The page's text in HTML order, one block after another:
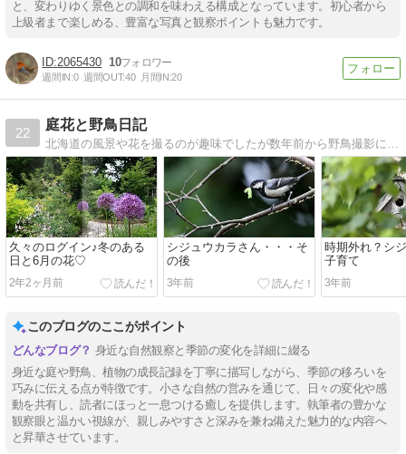
と、変わりゆく景色との調和を味わえる構成となっています。初心者から
上級者まで楽しめる、豊富な写真と観察ポイントも魅力です。
2065430 10
週間IN:0 週間OUT:40 月間IN:20
22
庭花と野鳥日記
北海道の風景や花を撮るのが趣味でしたが数年前から野鳥撮影にどっぷりつかってしまいました^^;
久々のログイン♪冬のある
日と6月の花♡
2年2ヶ月前
シジュウカラさん・・・そ
の後
3年前
時期外れ？シ
子育て
3年前
このブログのここがポイント
身近な自然観察と季節の変化を詳細に綴る
身近な庭や野鳥、植物の成長記録を丁寧に描写しながら、季節の移ろいを
巧みに伝える点が特徴です。小さな自然の営みを通じて、日々の変化や感
動を共有し、読者にほっと一息つける癒しを提供します。執筆者の豊かな
観察眼と温かい視線が、親しみやすさと深みを兼ね備えた魅力的な内容へ
と昇華させています。